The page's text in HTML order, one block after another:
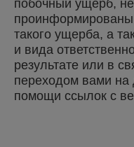
побочный ущерб,
такого ущерба, а
и вида
результате или в
переходом вами на
помощи ссылок с